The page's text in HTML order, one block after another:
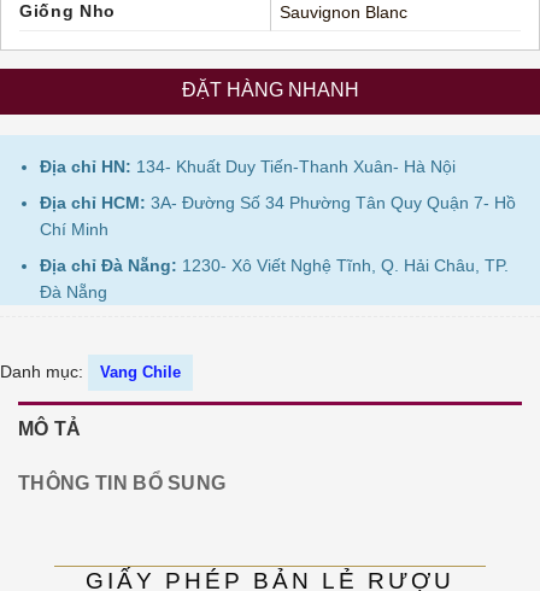
Giống Nho
Sauvignon Blanc
ĐẶT HÀNG NHANH
Địa chỉ HN: 134- Khuất Duy Tiến-Thanh Xuân- Hà Nội
Địa chỉ HCM: 3A- Đường Số 34 Phường Tân Quy Quận 7- Hồ
Chí Minh
Địa chỉ Đà Nẵng: 1230- Xô Viết Nghệ Tĩnh, Q. Hải Châu, TP.
Đà Nẵng
Danh mục: Vang Chile
MÔ TẢ
THÔNG TIN BỔ SUNG
GIẤY PHÉP BẢN LẺ RƯỢU